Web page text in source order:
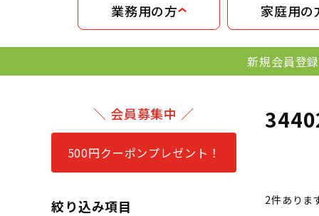
業務用の方 家庭用の
新規会員登
＼ 会員募集中 ／
500円クーポンプレゼント！
絞り込み項目 2件ありま